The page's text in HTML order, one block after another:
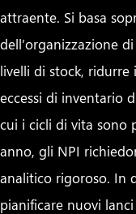
attraente. Si basa
dell’organizzazione
livelli di stock,
eccessi di inventario
cui i cicli di vita sono
anno, gli NPI
analitico rigoroso. In
pianificare nuovi